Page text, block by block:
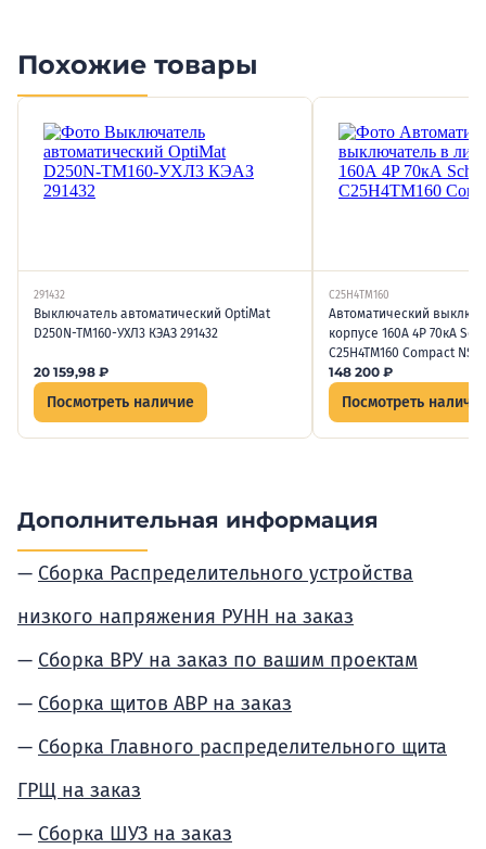
Похожие товары
291432
Выключатель автоматический OptiMat
D250N-TM160-УХЛ3 КЭАЗ 291432
20 159,98 ₽
Посмотреть наличие
C25H4TM160
Автоматический
корпусе 160А 4P 70кА
C25H4TM160 Сompact NSX
148 200 ₽
Посмотреть
Дополнительная информация
Сборка Распределительного устройства
низкого напряжения РУНН на заказ
Сборка ВРУ на заказ по вашим проектам
Сборка щитов АВР на заказ
Сборка Главного распределительного щита
ГРЩ на заказ
Сборка ШУЗ на заказ